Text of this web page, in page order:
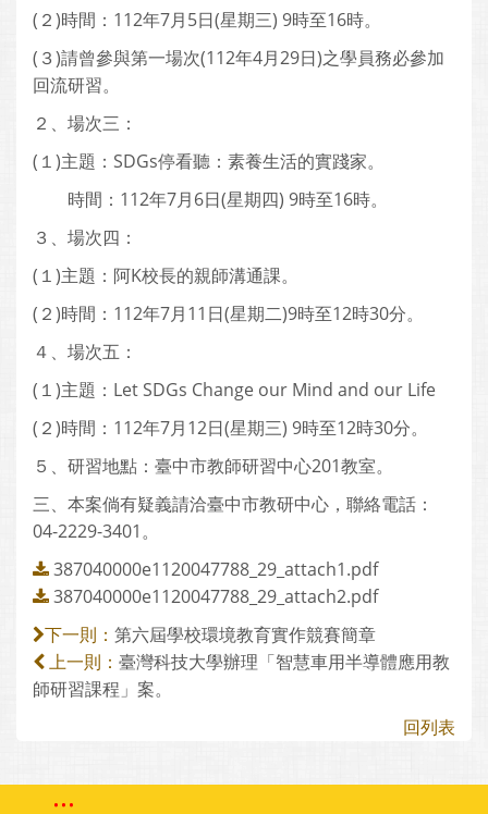
(２)時間：112年7月5日(星期三) 9時至16時。
(３)請曾參與第一場次(112年4月29日)之學員務必參加
回流研習。
２、場次三：
(１)主題：SDGs停看聽：素養生活的實踐家。
時間：112年7月6日(星期四) 9時至16時。
３、場次四：
(１)主題：阿K校長的親師溝通課。
(２)時間：112年7月11日(星期二)9時至12時30分。
４、場次五：
(１)主題：Let SDGs Change our Mind and our Life
(２)時間：112年7月12日(星期三) 9時至12時30分。
５、研習地點：臺中市教師研習中心201教室。
三、本案倘有疑義請洽臺中市教研中心，聯絡電話：
04-2229-3401。
387040000e1120047788_29_attach1.pdf
387040000e1120047788_29_attach2.pdf
下一則： 第六屆學校環境教育實作競賽簡章
上一則： 臺灣科技大學辦理「智慧車用半導體應用教
師研習課程」案。
回列表